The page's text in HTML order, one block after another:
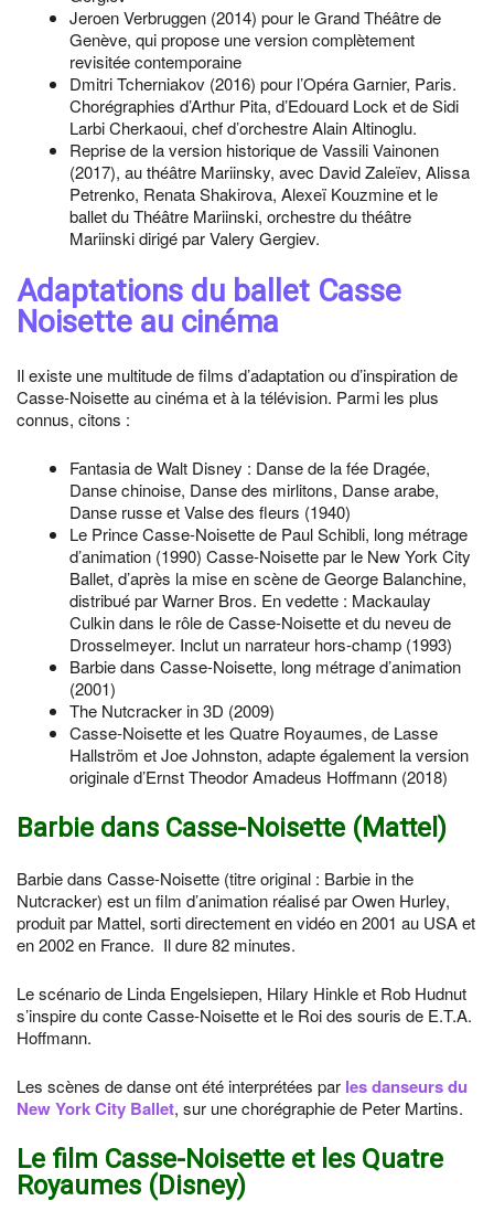
Jeroen Verbruggen (2014) pour le Grand Théâtre de
Genève, qui propose une version complètement
revisitée contemporaine
Dmitri Tcherniakov (2016) pour l’Opéra Garnier, Paris.
Chorégraphies d’Arthur Pita, d’Edouard Lock et de Sidi
Larbi Cherkaoui, chef d’orchestre Alain Altinoglu.
Reprise de la version historique de Vassili Vainonen
(2017), au théâtre Mariinsky, avec David Zaleïev, Alissa
Petrenko, Renata Shakirova, Alexeï Kouzmine et le
ballet du Théâtre Mariinski, orchestre du théâtre
Mariinski dirigé par Valery Gergiev.
Adaptations du ballet Casse
Noisette au cinéma
Il existe une multitude de films d’adaptation ou d’inspiration de
Casse-Noisette au cinéma et à la télévision. Parmi les plus
connus, citons :
Fantasia de Walt Disney : Danse de la fée Dragée,
Danse chinoise, Danse des mirlitons, Danse arabe,
Danse russe et Valse des fleurs (1940)
Le Prince Casse-Noisette de Paul Schibli, long métrage
d’animation (1990) Casse-Noisette par le New York City
Ballet, d’après la mise en scène de George Balanchine,
distribué par Warner Bros. En vedette : Mackaulay
Culkin dans le rôle de Casse-Noisette et du neveu de
Drosselmeyer. Inclut un narrateur hors-champ (1993)
Barbie dans Casse-Noisette, long métrage d’animation
(2001)
The Nutcracker in 3D (2009)
Casse-Noisette et les Quatre Royaumes, de Lasse
Hallström et Joe Johnston, adapte également la version
originale d’Ernst Theodor Amadeus Hoffmann (2018)
Barbie dans Casse-Noisette (Mattel)
Barbie dans Casse-Noisette (titre original : Barbie in the
Nutcracker) est un film d’animation réalisé par Owen Hurley,
produit par Mattel, sorti directement en vidéo en 2001 au USA et
en 2002 en France. Il dure 82 minutes.
Le scénario de Linda Engelsiepen, Hilary Hinkle et Rob Hudnut
s’inspire du conte Casse-Noisette et le Roi des souris de E.T.A.
Hoffmann.
Les scènes de danse ont été interprétées par les danseurs du
New York City Ballet, sur une chorégraphie de Peter Martins.
Le film Casse-Noisette et les Quatre
Royaumes (Disney)